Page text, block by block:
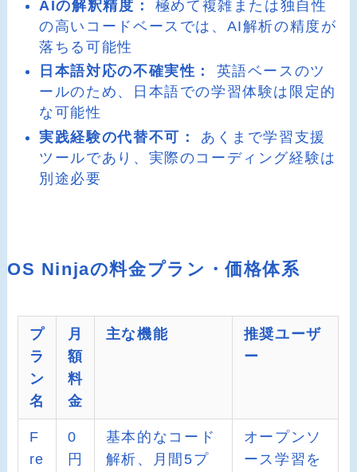
AIの解釈精度：
極めて複雑または独自性
の高いコードベースでは、AI解析の精度が
落ちる可能性
日本語対応の不確実性：
英語ベースのツ
ールのため、日本語での学習体験は限定的
な可能性
実践経験の代替不可：
あくまで学習支援
ツールであり、実際のコーディング経験は
別途必要
OS Ninjaの料金プラン・価格体系
プ
ラ
ン
名
月
額
料
金
主な機能
推奨ユーザ
ー
F
re
0
円
基本的なコード
解析、月間5プ
オープンソ
ース学習を